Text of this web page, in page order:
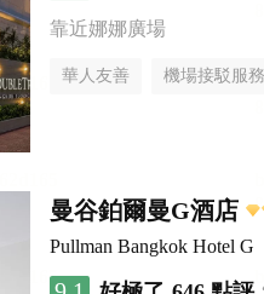
靠近娜娜廣場
華人友善 機場接駁服務
曼谷鉑爾曼G酒店
Pullman Bangkok Hotel G